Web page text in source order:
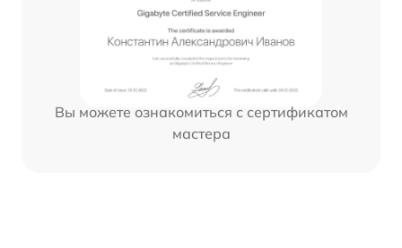
Вы можете ознакомиться с сертификатом
мастера